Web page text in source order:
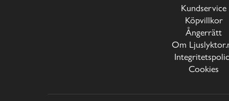
Kundservice
Köpvillkor
Ångerrätt
Om
Cookies